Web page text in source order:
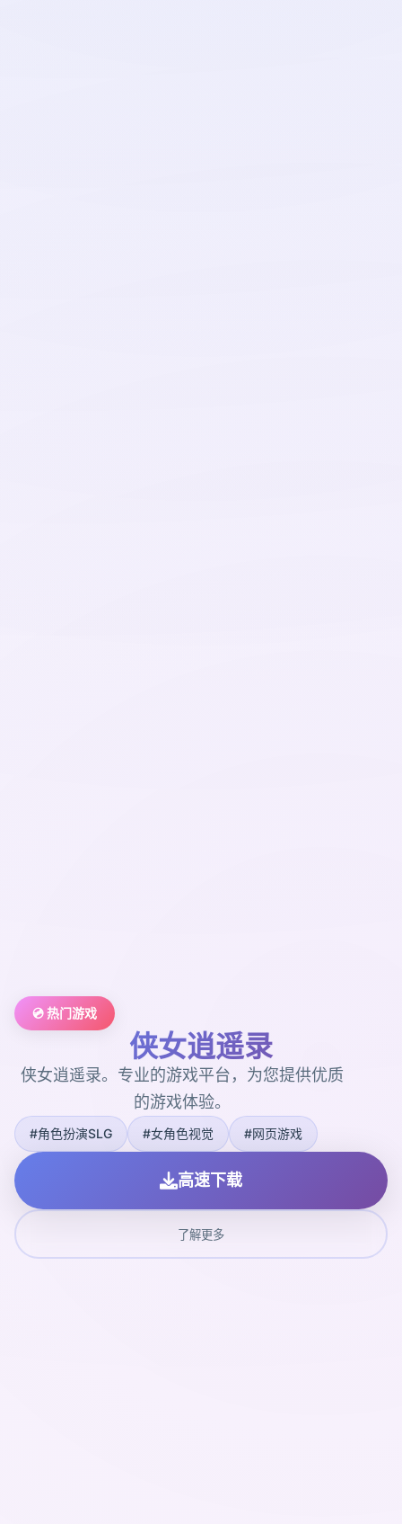
💿 热门游戏
侠女逍遥录
侠女逍遥录。专业的游戏平台，为您提供优质
的游戏体验。
#角色扮演SLG #女角色视觉 #网页游戏
高速下载
了解更多